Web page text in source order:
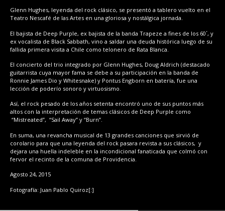
Glenn Hughes, leyenda del rock clásico, se presentó a tablero vuelto en el
Teatro Nescafé de las Artes en una gloriosa y nostálgica jornada.
El bajista de Deep Purple, ex bajista de la banda Trapeze a fines de los 60´, y
ex vocalista de Black Sabbath, vino a saldar una deuda histórica luego de su
fallida primera visita a Chile como telonero de Rata Blanca.
El concierto del trio integrado por Glenn Hughes, Doug Aldrich (destacado
guitarrista cuya mayor fama se debe a su participación en la banda de
Ronnie James Dio y Whitesnake) y Pontus Engborn en batería, fue una
lección de poderío sonoro y virtuosismo.
Así, el rock pesado de los años setenta encontró uno de sus puntos más
altos con la interpretación de temas clásicos de Deep Purple como
“Mistreated”, “Sail Away” y “Burn”.
En suma, una revancha musical de 13 grandes canciones que sirvió de
corolario para que una leyenda del rock pasara revista a sus clásicos, y
dejara una huella indeleble en la incondicional fanaticada que colmó con
fervor el recinto de la comuna de Providencia.
Agosto 24, 2015
Fotografía: Juan Pablo Quiroz[:]